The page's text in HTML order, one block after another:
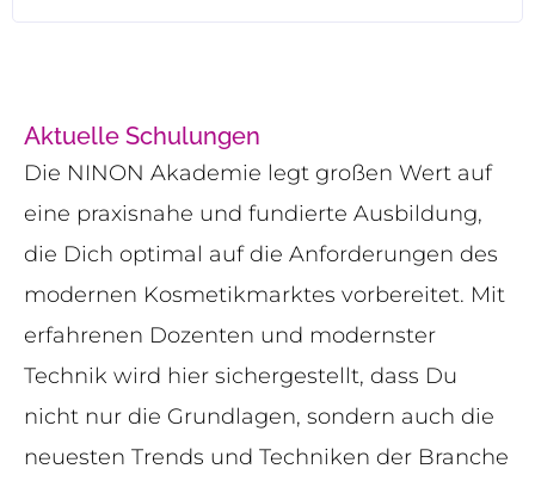
Aktuelle Schulungen
Die NINON Akademie legt großen Wert auf
eine praxisnahe und fundierte Ausbildung,
die Dich optimal auf die Anforderungen des
modernen Kosmetikmarktes vorbereitet. Mit
erfahrenen Dozenten und modernster
Technik wird hier sichergestellt, dass Du
nicht nur die Grundlagen, sondern auch die
neuesten Trends und Techniken der Branche